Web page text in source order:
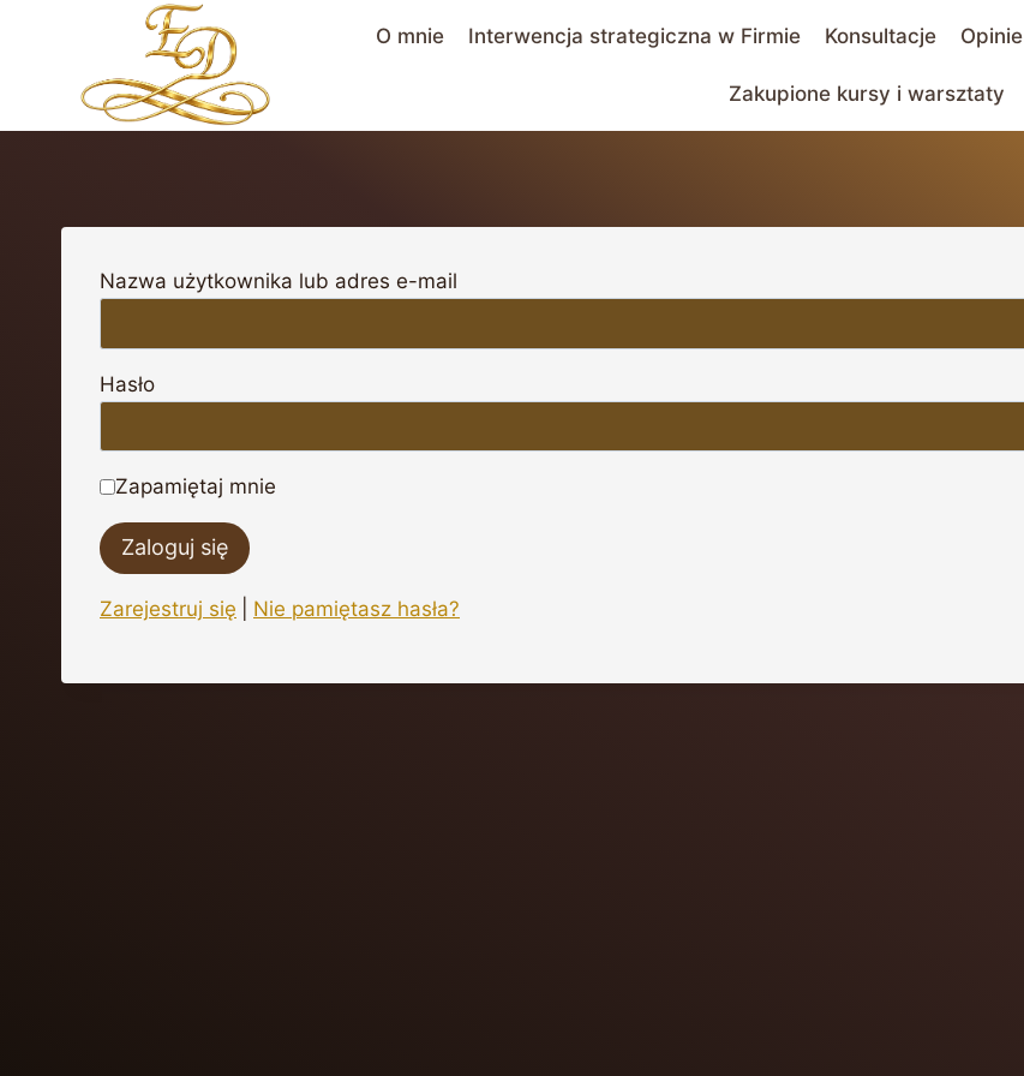
O mnie Interwencja strategiczna w Firmie Konsultacje Opinie
Zakupione kursy i warsztaty
Nazwa użytkownika lub adres e-mail
Hasło
Zapamiętaj mnie
Zarejestruj się Nie pamiętasz hasła?